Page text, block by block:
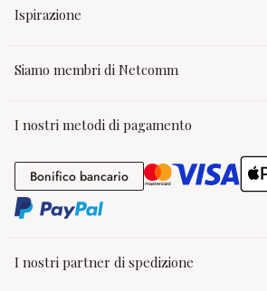
Ispirazione
Siamo membri di Netcomm
I nostri metodi di pagamento
Bonifico bancarioBonifico bancario
I nostri partner di spedizione